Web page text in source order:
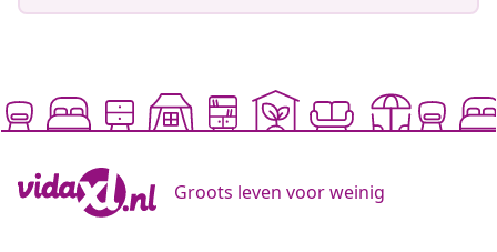
Groots leven voor weinig